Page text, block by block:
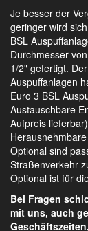
Je besser der
geringer wird
BSL
Durchmesser
1/2" gefertigt.
Auspuffanlagen
Euro 3 BSL
Austauschbare
Aufpreis lieferbar)
Optional sind
Straßenverkehr
Optional ist für
Bei Fragen
mit uns, auch